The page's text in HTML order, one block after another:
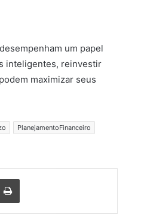
um papel
inteligentes, reinvestir
maximizar seus
PlanejamentoFinanceiro